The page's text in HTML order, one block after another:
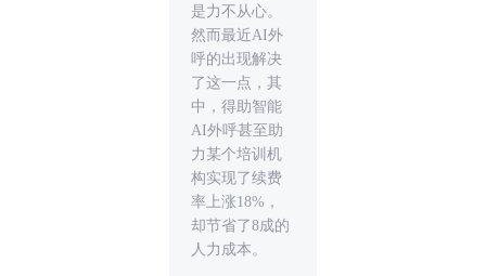
是力不从心。
然而最近AI外
呼的出现解决
了这一点，其
中，得助智能
AI外呼甚至助
力某个培训机
构实现了续费
率上涨18%，
却节省了8成的
人力成本。